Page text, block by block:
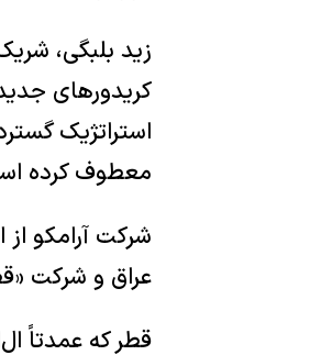
زید بلبگی،
کریدورهای
استراتژیک
معطوف کرده
شرکت آرامکو
عراق و شرکت
قطر که عمدتاً